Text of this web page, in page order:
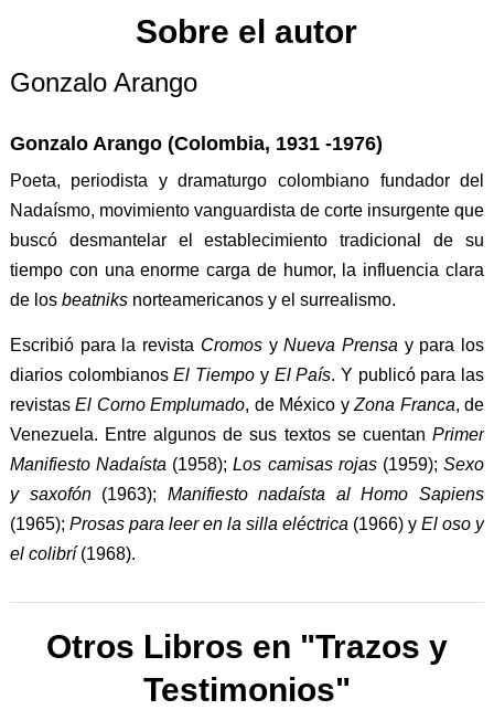
Sobre el autor
Gonzalo Arango
Gonzalo Arango (Colombia, 1931 -1976)
Poeta, periodista y dramaturgo colombiano fundador del
Nadaísmo, movimiento vanguardista de corte insurgente que
buscó desmantelar el establecimiento tradicional de su
tiempo con una enorme carga de humor, la influencia clara
de losbeatniksnorteamericanos y el surrealismo.
Escribió para la revista CromosyNueva Prensa y para los
diarios colombianosEl Tiempo yEl País. Y publicó para las
revistasEl Corno Emplumado, de México yZona Franca, de
Venezuela. Entre algunos de sus textos se cuentanPrimer
Manifiesto Nadaísta (1958);Los camisas rojas(1959);Sexo
y saxofón(1963); Manifiesto nadaísta al Homo Sapiens
(1965); Prosas para leer en la silla eléctrica (1966) yEl oso y
el colibrí (1968).
Otros Libros en "Trazos y
Testimonios"